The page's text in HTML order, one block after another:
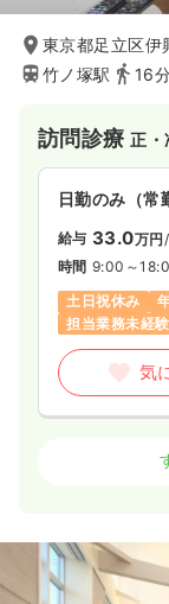
東京都足立区
竹ノ塚駅
16
訪問診療正・
日勤のみ（常
給与 33.0万円
時間 9:00～
土日祝休み
担当業務未経
気
正
給与 33.0〜
時間
9:00～